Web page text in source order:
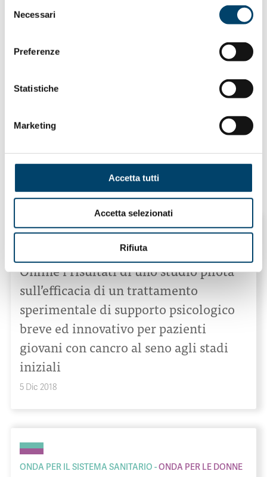
delNecessari
Preferenze
Statistiche
Marketing
Accetta tutti
Accetta selezionati
Rifiuta
ONDA PER IL SISTEMA SANITARIO
Online i risultati di uno studio pilota
sull’efficacia di un trattamento
sperimentale di supporto psicologico
breve ed innovativo per pazienti
giovani con cancro al seno agli stadi
iniziali
5 Dic 2018
ONDA PER IL SISTEMA SANITARIO ONDA PER LE DONNE